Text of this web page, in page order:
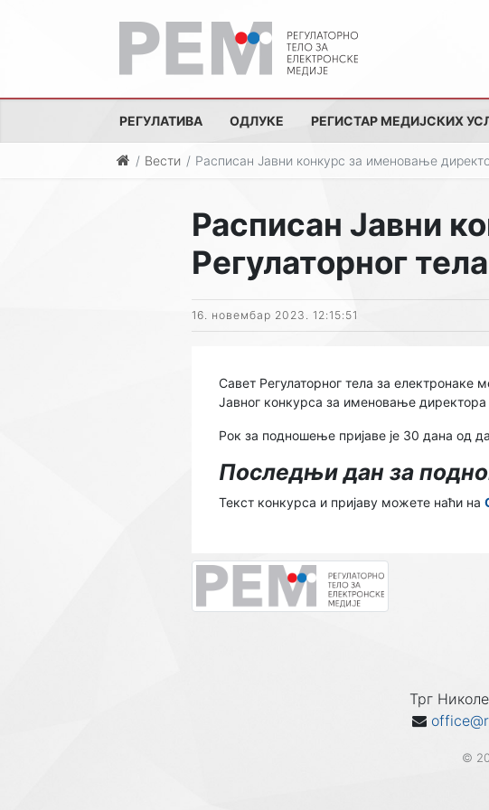
РЕГУЛАТИВА ОДЛУКЕ РЕГИСТАР МЕДИЈСКИХ
Вести Расписан Јавни конкурс за именовање
Расписан Јавни
Регулаторног
16. новембар 2023. 12:15:51
Савет Регулаторног тела за електронаке
Јавног конкурса за именовање директора
Рок за подношење пријаве је 30 дана од
Последњи дан за
Текст конкурса и пријаву можете наћи на
Трг
©